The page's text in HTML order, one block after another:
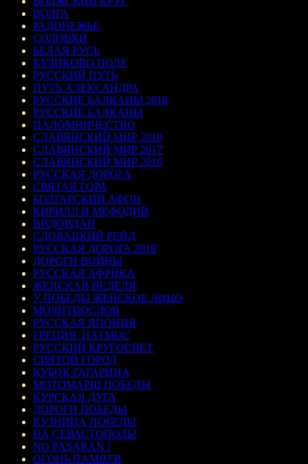
ВОЛГА
РАДОНЕЖЬЕ
СОЛОВКИ
БЕЛАЯ РУСЬ
КУЛИКОВО ПОЛЕ
РУССКИЙ ПУТЬ
ПУТЬ АЛЕКСАНДРА
РУССКИЕ БАЛКАНЫ 2018
РУССКИЕ БАЛКАНЫ
ПАЛОМНИЧЕСТВО
СЛАВЯНСКИЙ МИР 2018
СЛАВЯНСКИЙ МИР 2017
СЛАВЯНСКИЙ МИР 2016
РУССКАЯ ДОРОГА
СВЯТАЯ ГОРА
БОЛГАРСКИЙ АФОН
КИРИЛЛ И МЕФОДИЙ
ВИДОВДАН
СЛОВАЦКИЙ РЕЙД
РУССКАЯ ДОРОГА 2018
ДОРОГИ ВОЙНЫ
РУССКАЯ АФРИКА
ЖЕНСКАЯ НЕДЕЛЯ
У ПОБЕДЫ ЖЕНСКОЕ ЛИЦО
МОЛИТВОСЛОВ
РУССКАЯ ЯПОНИЯ
ГРЕЦИЯ. ПАТМОС
РУССКИЙ КРУГОСВЕТ
СВЯТОЙ ГОРОД
КУБОК ГАГАРИНА
МОТОМАРШ ПОБЕДЫ
КУРСКАЯ ДУГА
ДОРОГИ ПОБЕДЫ
КУЗНИЦА ПОБЕДЫ
НА СЕВАСТОПОЛЬ!
NO PASARAN !
ОГОНЬ ПАМЯТИ